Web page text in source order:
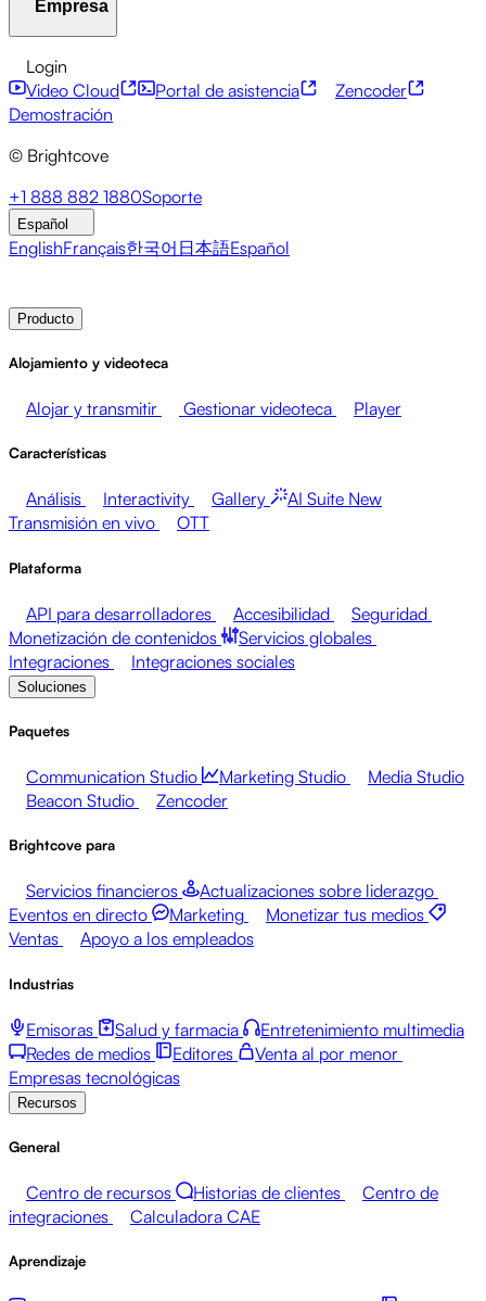
API para desarrolladores
Monetización de contenidos
Servicios globales
Integraciones
Integraciones sociales
Servicios financieros
Eventos en directo
Marketing
Monetizar tus medios
Ventas
Apoyo a los empleados
Emisoras Salud y farmacia
Redes de medios
Editores
Empresas tecnológicas
Documentación del producto
Empresa
Acerca de Brightcove
Sala de prensa Newsletter
web
Brightcove
Login
Video Cloud
Portal de asistencia
Zencoder
Demostración
© Brightcove
+1 888 882 1880Soporte
Español
EnglishFrançais한국어 日本語Español
Producto
Alojamiento y videoteca
Alojar y transmitir Gestionar videoteca Player
Características
Análisis Interactivity Gallery AI Suite New
Transmisión en vivo
OTT
Plataforma
API para desarrolladores Accesibilidad
Seguridad
Monetización de contenidos
Servicios globales
Integraciones
Integraciones sociales
Soluciones
Paquetes
Communication Studio Marketing Studio
Media Studio
Beacon Studio
Zencoder
Brightcove para
Servicios financieros
Actualizaciones sobre liderazgo
Eventos en directo
Marketing
Monetizar tus medios
Ventas
Apoyo a los empleados
Industrias
Emisoras Salud y farmacia
Entretenimiento multimedia
Redes de medios
Editores
Venta al por menor
Empresas tecnológicas
Recursos
General
Centro de recursos Historias de clientes
Centro de
integraciones
Calculadora CAE
Aprendizaje